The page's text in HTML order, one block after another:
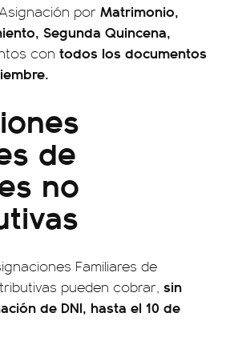
por Matrimonio,
Segunda Quincena,
con todos los documentos
de
no
Familiares de
pueden cobrar, sin
de DNI, hasta el 10 de